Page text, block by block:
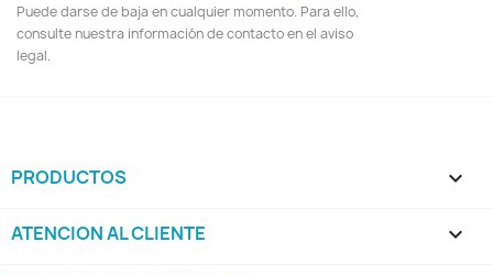
Puede darse de baja en cualquier momento. Para ello,
consulte nuestra información de contacto en el aviso
legal.
PRODUCTOS 
ATENCION AL CLIENTE 